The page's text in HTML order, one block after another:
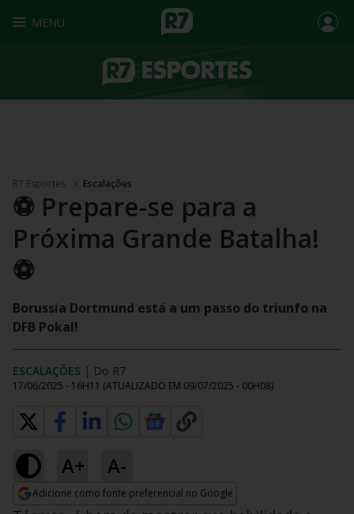
MENU
R7 Esportes Escalações
⚽ Prepare-se para a
Próxima Grande Batalha!
⚽
Borussia Dortmund está a um passo do triunfo na
DFB Pokal!
ESCALAÇÕES | Do R7
17/06/2025 - 16H11 (ATUALIZADO EM 09/07/2025 - 00H08)
A+ A-
Adicione como fonte preferencial no Google